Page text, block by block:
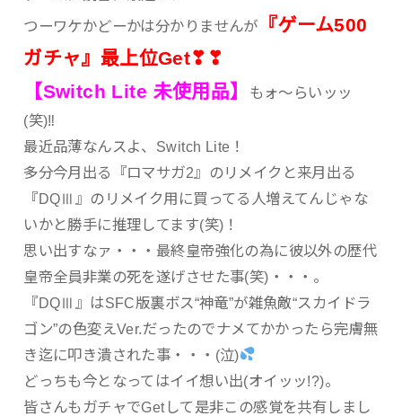
つーワケかどーかは分かりませんが
『ゲーム500
ガチャ』最上位Get❣❣
【Switch Lite 未使用品】
もォ～らいッッ
(笑)‼
最近品薄なんスよ、Switch Lite！
多分今月出る『ロマサガ2』のリメイクと来月出る
『DQⅢ』のリメイク用に買ってる人増えてんじゃな
いかと勝手に推理してます(笑)！
思い出すなァ・・・最終皇帝強化の為に彼以外の歴代
皇帝全員非業の死を遂げさせた事(笑)・・・。
『DQⅢ』はSFC版裏ボス“神竜”が雑魚敵“スカイドラ
ゴン”の色変えVer.だったのでナメてかかったら完膚無
き迄に叩き潰された事・・・(泣)
どっちも今となってはイイ想い出(オイッッ!?)。
皆さんもガチャでGetして是非この感覚を共有しまし